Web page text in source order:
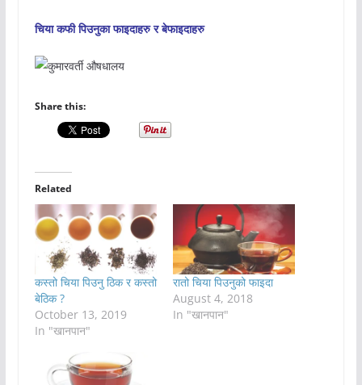
चिया कफी पिउनुका फाइदाहरु र बेफाइदाहरु
Share this:
Related
कस्तो चिया पिउनु ठिक र कस्तो
बेठिक ?
October 13, 2019
In "खानपान"
रातो चिया पिउनुको फाइदा
August 4, 2018
In "खानपान"